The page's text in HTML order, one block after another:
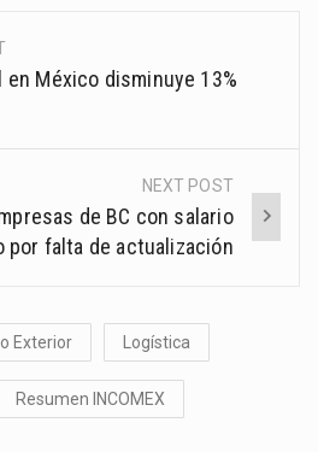
en México disminuye 13%
NEXT POST
de BC con salario
por falta de actualización
Exterior Logística
Resumen INCOMEX